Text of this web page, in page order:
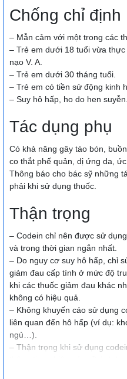
Chống chỉ định
– Mẫn cảm với một trong các
– Trẻ em dưới 18 tuổi vừa
nạo V. A.
– Trẻ em dưới 30 tháng tuổi.
– Trẻ em có tiền sử động kinh
– Suy hô hấp, ho do hen suyễn.
Tác dụng phụ
Có khả năng gây táo bón,
co thắt phế quản, dị ứng da,
Thông báo cho bác sỹ những
phải khi sử dụng thuốc.
Thận trọng
– Codein chỉ nên được sử
và trong thời gian ngắn nhất.
– Do nguy cơ suy hô hấp, chỉ
giảm đau cấp tính ở mức độ
khi các thuốc giảm đau khác
không có hiệu quả.
– Không khuyến cáo sử dụng
liên quan đến hô hấp (ví dụ:
ngủ…).
– Thận trọng khi sử dụng